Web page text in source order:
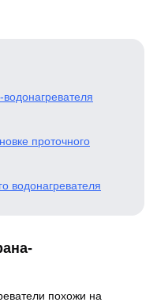
водонагревателя
проточного
водонагревателя
похожи на